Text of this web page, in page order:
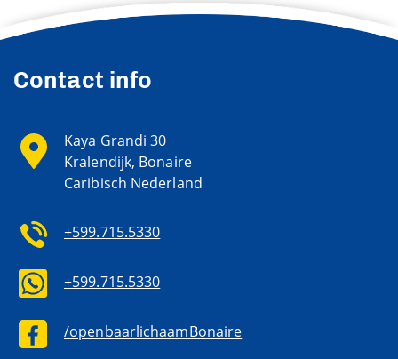
Contact info
Kaya Grandi 30
Kralendijk, Bonaire
Caribisch Nederland
+599.715.5330
+599.715.5330
/openbaarlichaamBonaire